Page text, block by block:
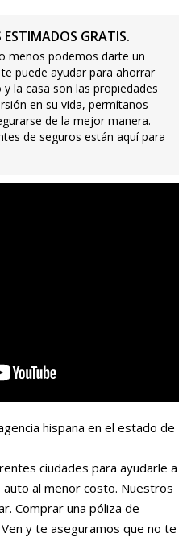
ESTIMADOS GRATIS.
menos podemos darte un
puede ayudar para ahorrar
y la casa son las propiedades
en su vida, permítanos
de la mejor manera.
de seguros están aquí para
hispana en el estado de
ciudades para ayudarle a
al menor costo. Nuestros
Comprar una póliza de
y te aseguramos que no te